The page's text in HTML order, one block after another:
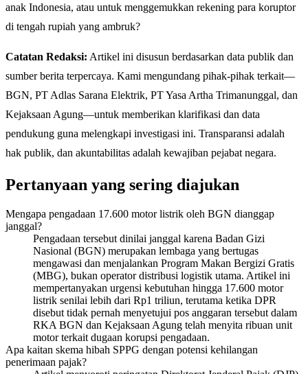
anak Indonesia, atau untuk menggemukkan rekening para koruptor
di tengah rupiah yang ambruk?
Catatan Redaksi: Artikel ini disusun berdasarkan data publik dan
sumber berita terpercaya. Kami mengundang pihak-pihak terkait—
BGN, PT Adlas Sarana Elektrik, PT Yasa Artha Trimanunggal, dan
Kejaksaan Agung—untuk memberikan klarifikasi dan data
pendukung guna melengkapi investigasi ini. Transparansi adalah
hak publik, dan akuntabilitas adalah kewajiban pejabat negara.
Pertanyaan yang sering diajukan
Mengapa pengadaan 17.600 motor listrik oleh BGN dianggap
janggal?
Pengadaan tersebut dinilai janggal karena Badan Gizi
Nasional (BGN) merupakan lembaga yang bertugas
mengawasi dan menjalankan Program Makan Bergizi Gratis
(MBG), bukan operator distribusi logistik utama. Artikel ini
mempertanyakan urgensi kebutuhan hingga 17.600 motor
listrik senilai lebih dari Rp1 triliun, terutama ketika DPR
disebut tidak pernah menyetujui pos anggaran tersebut dalam
RKA BGN dan Kejaksaan Agung telah menyita ribuan unit
motor terkait dugaan korupsi pengadaan.
Apa kaitan skema hibah SPPG dengan potensi kehilangan
penerimaan pajak?